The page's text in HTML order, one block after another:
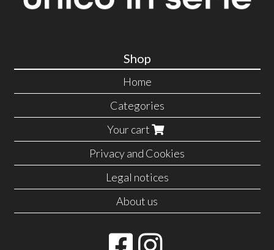
Shop
Home
Categories
Your cart
Privacy and Cookies
Legal notices
About us